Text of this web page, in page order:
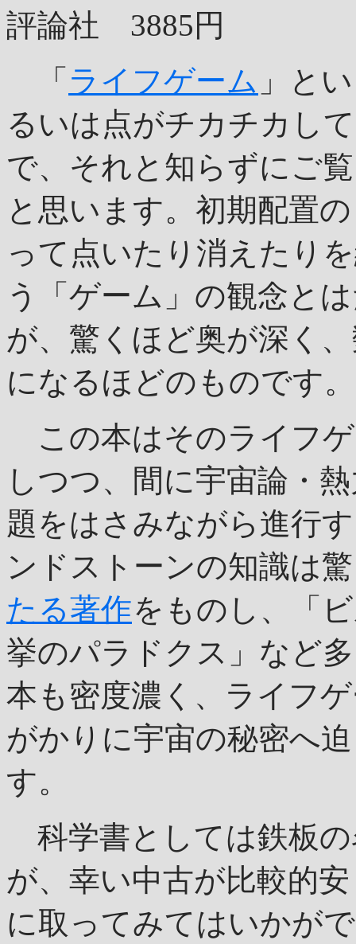
評論社 3885円
「 ライフゲーム 」と
るいは点がチカチカし
で、それと知らずにご
と思います。初期配置
って点いたり消えたり
う「ゲーム」の観念と
が、驚くほど奥が深く
になるほどのものです。
この本はそのライフ
しつつ、間に宇宙論・
題をはさみながら進行
ンドストーンの知識は
たる著作をものし、「
挙のパラドクス」など
本も密度濃く、ライフ
がかりに宇宙の秘密へ
す。
科学書としては鉄板
が、幸い中古が比較的
に取ってみてはいかが